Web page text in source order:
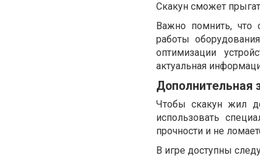
Скакун сможет
Важно помнить, что
работы
оптимизации
актуальная
Дополнительная
Чтобы скакун жил
использовать
прочности и не
В игре доступны